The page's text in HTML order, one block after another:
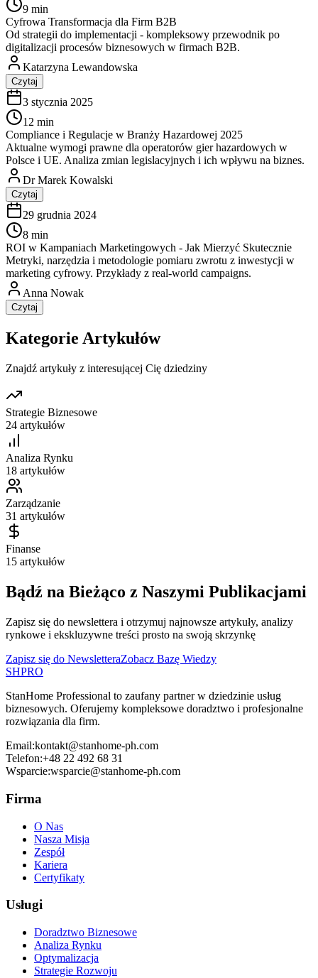
9 min
Cyfrowa Transformacja dla Firm B2B
Od strategii do implementacji - kompleksowy przewodnik po
digitalizacji procesów biznesowych w firmach B2B.
Katarzyna Lewandowska
Czytaj
3 stycznia 2025
12 min
Compliance i Regulacje w Branży Hazardowej 2025
Aktualne wymogi prawne dla operatorów gier hazardowych w
Polsce i UE. Analiza zmian legislacyjnych i ich wpływu na biznes.
Dr Marek Kowalski
Czytaj
29 grudnia 2024
8 min
ROI w Kampaniach Marketingowych - Jak Mierzyć Skutecznie
Metryki, narzędzia i metodologie pomiaru zwrotu z inwestycji w
marketing cyfrowy. Przykłady z real-world campaigns.
Anna Nowak
Czytaj
Kategorie Artykułów
Znajdź artykuły z interesującej Cię dziedziny
Strategie Biznesowe
24 artykułów
Analiza Rynku
18 artykułów
Zarządzanie
31 artykułów
Finanse
15 artykułów
Bądź na Bieżąco z Naszymi Publikacjami
Zapisz się do newslettera i otrzymuj najnowsze artykuły, analizy
rynkowe i ekskluzywne treści prosto na swoją skrzynkę
Zapisz się do NewsletteraZobacz Bazę Wiedzy
SHPRO
StanHome Professional to zaufany partner w dziedzinie usług
biznesowych. Oferujemy kompleksowe doradztwo i profesjonalne
rozwiązania dla firm.
Email:kontakt@stanhome-ph.com
Telefon:+48 22 492 68 31
Wsparcie:wsparcie@stanhome-ph.com
Firma
O Nas
Nasza Misja
Zespół
Kariera
Certyfikaty
Usługi
Doradztwo Biznesowe
Analiza Rynku
Optymalizacja
Strategie Rozwoju